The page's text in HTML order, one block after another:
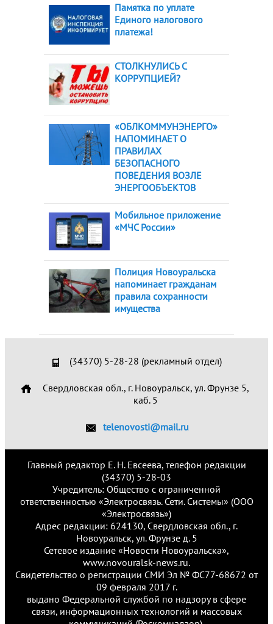
Памятка по уплате
Единого налогового
платежа!
СТОЛКНУЛИСЬ С
КОРРУПЦИЕЙ?
«ОБЛКОММУНЭНЕРГО»
НАПОМИНАЕТ О
ПРАВИЛАХ
БЕЗОПАСНОГО
ПОВЕДЕНИЯ ВОЗЛЕ
ЭНЕРГООБЪЕКТОВ
Мобильное приложение
«МЧС России»
Полиция Новоуральска
напоминает гражданам
правила сохранности
имущества
(34370) 5-28-28 (рекламный отдел)
Свердловская обл., г. Новоуральск, ул. Фрунзе 5,
каб. 5
telenovosti@mail.ru
Главный редактор Е. Н. Евсеева, телефон редакции
(34370) 5-28-03
Учредитель: Общество с ограниченной
ответственностью «Электросвязь. Сети. Системы» (ООО
«Электросвязь»)
Адрес редакции: 624130, Свердловская обл., г.
Новоуральск, ул. Фрунзе д. 5
Сетевое издание «Новости Новоуральска»,
www.novouralsk-news.ru.
Свидетельство о регистрации СМИ Эл № ФС77-68672 от
09 февраля 2017 г.
выдано Федеральной службой по надзору в сфере
связи, информационных технологий и массовых